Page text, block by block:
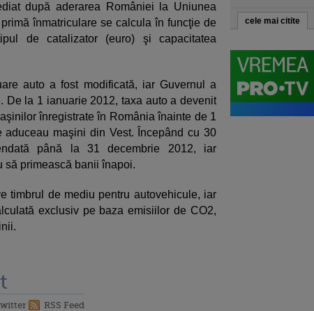
după aderarea României la Uniunea
înmatriculare se calcula în funcţie de
de catalizator (euro) şi capacitatea
auto a fost modificată, iar Guvernul a
De la 1 ianuarie 2012, taxa auto a devenit
înregistrate în România înainte de 1
maşini din Vest. Începând cu 30
până la 31 decembrie 2012, iar
să primească banii înapoi.
timbrul de mediu pentru autovehicule, iar
exclusiv pe baza emisiilor de CO2,
RSS Feed
cele mai citite